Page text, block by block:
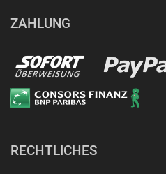
ZAHLUNG
RECHTLICHES